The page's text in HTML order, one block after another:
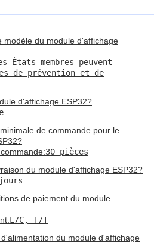
modèle du module d'affichage
États membres peuvent
de prévention et de
d'affichage ESP32?
de commande pour le
30 pièces
du module d'affichage ESP32?
de paiement du module
L/C, T/T
du module d'affichage